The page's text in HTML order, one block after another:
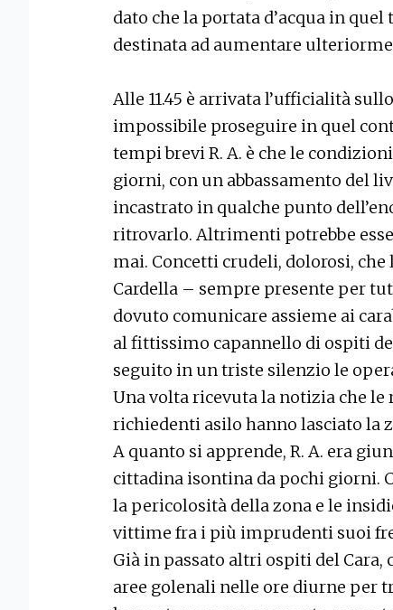
dato che la portata d’acqua in
destinata ad aumentare
Alle 11.45 è arrivata l’ufficialità
impossibile proseguire in quel
tempi brevi R. A. è che le
giorni, con un abbassamento del
incastrato in qualche punto
ritrovarlo. Altrimenti potrebbe
mai. Concetti crudeli, dolorosi,
Cardella – sempre presente per
dovuto comunicare assieme ai
al fittissimo capannello di ospiti
seguito in un triste silenzio le
Una volta ricevuta la notizia che le
richiedenti asilo hanno lasciato la
A quanto si apprende, R. A. era
cittadina isontina da pochi giorni.
la pericolosità della zona e le
vittime fra i più imprudenti suoi
Già in passato altri ospiti del
aree golenali nelle ore diurne per